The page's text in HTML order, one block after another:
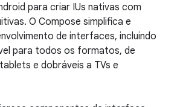
para criar IUs nativas com
O Compose simplifica e
de interfaces, incluindo
para todos os formatos, de
e dobráveis a TVs e